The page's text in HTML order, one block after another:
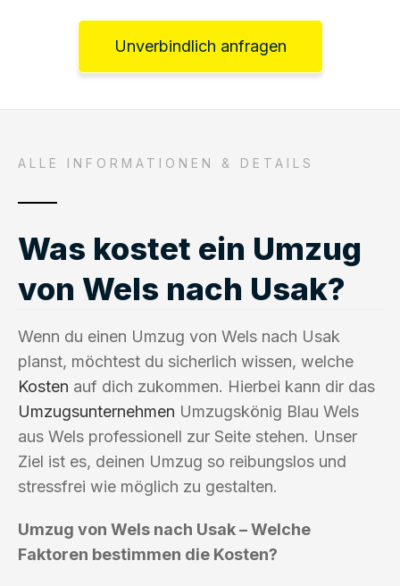
Unverbindlich anfragen
ALLE INFORMATIONEN & DETAILS
Was kostet ein Umzug
von Wels nach Usak?
Wenn du einen Umzug von Wels nach Usak
planst, möchtest du sicherlich wissen, welche
Kosten auf dich zukommen. Hierbei kann dir das
Umzugsunternehmen Umzugskönig Blau Wels
aus Wels professionell zur Seite stehen. Unser
Ziel ist es, deinen Umzug so reibungslos und
stressfrei wie möglich zu gestalten.
Umzug von Wels nach Usak – Welche
Faktoren bestimmen die Kosten?